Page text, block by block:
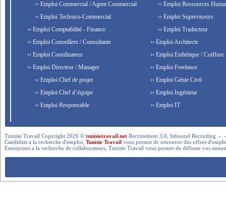
›› Emploi Commercial / Agent Commercial
›› Emploi Technico-Commercial
›› Emploi Comptabilité - Finance
›› Emploi Conseillers / Consultants
›› Emploi Coordinateur
›› Emploi Directeur / Manager
›› Emploi Chef de projet
›› Emploi Chef d’équipe
›› Emploi Responsable
›› Emploi Ressources
›› Emploi Superviseurs
›› Emploi Traducteur
›› Emploi Architecte
›› Emploi Esthétique / Coiffure
›› Emploi Freelance
›› Emploi Génie Civil
›› Emploi Ingénieur
›› Emploi IT
Tunisie Travail Copyright 2026 ©tunisietravail.net Recrutement 3.0, Inbound Recruiting .-
Candidats a la recherche d'emploi,Tunisie Travail vous permet de retrouver des offres
Entreprises a la recherche de collaborateurs, Tunisie Travail vous permet de diffuser vos